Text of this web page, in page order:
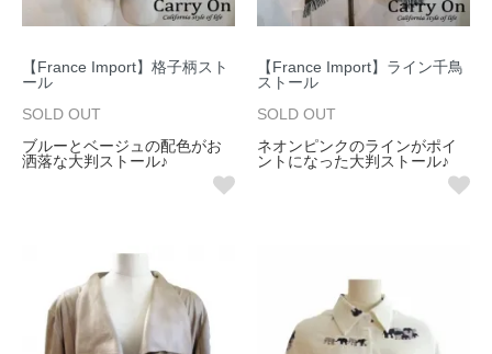
【France Import】格子柄スト
ール
SOLD OUT
ブルーとベージュの配色がお
洒落な大判ストール♪
【France Import】ライン千鳥
ストール
SOLD OUT
ネオンピンクのラインがポイ
ントになった大判ストール♪